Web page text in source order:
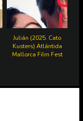
Julián (2025. Cato
Kusters) Atlántida
Mallorca Film Fest